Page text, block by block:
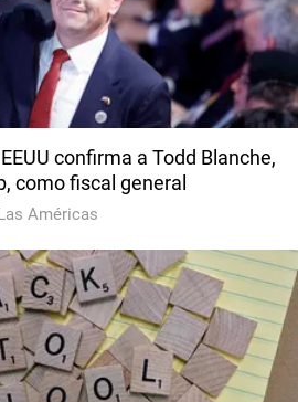
confirma a Todd Blanche,
como fiscal general
Américas